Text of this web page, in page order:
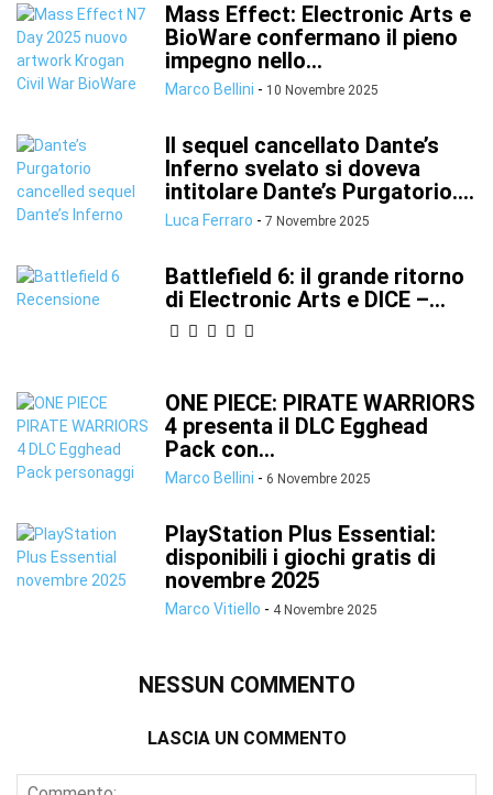
Mass Effect: Electronic Arts e
BioWare confermano il pieno
impegno nello...
Marco Bellini - 10 Novembre 2025
Il sequel cancellato Dante’s
Inferno svelato si doveva
intitolare Dante’s Purgatorio....
Luca Ferraro - 7 Novembre 2025
Battlefield 6: il grande ritorno
di Electronic Arts e DICE –...
ONE PIECE: PIRATE WARRIORS
4 presenta il DLC Egghead
Pack con...
Marco Bellini - 6 Novembre 2025
PlayStation Plus Essential:
disponibili i giochi gratis di
novembre 2025
Marco Vitiello - 4 Novembre 2025
NESSUN COMMENTO
LASCIA UN COMMENTO